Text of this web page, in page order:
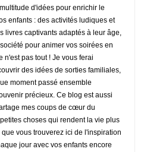
d'idées pour enrichir le
enfants : des activités ludiques et
livres captivants adaptés à leur âge,
pour animer vos soirées en
n'est pas tout ! Je vous ferai
des idées de sorties familiales,
moment passé ensemble
précieux. Ce blog est aussi
mes coups de cœur du
choses qui rendent la vie plus
vous trouverez ici de l'inspiration
jour avec vos enfants encore